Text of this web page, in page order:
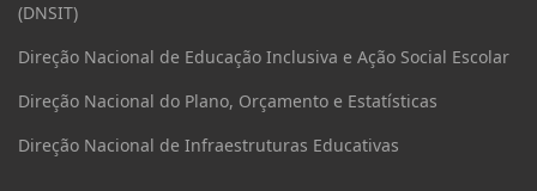
(DNSIT)
Direção Nacional de Educação Inclusiva e Ação Social Escolar
Direção Nacional do Plano, Orçamento e Estatísticas
Direção Nacional de Infraestruturas Educativas